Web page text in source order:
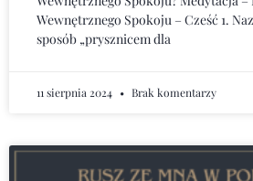
Wewnętrznego Spokoju – Cześć 1.
sposób „prysznicem dla
11 sierpnia 2024 Brak komentarzy